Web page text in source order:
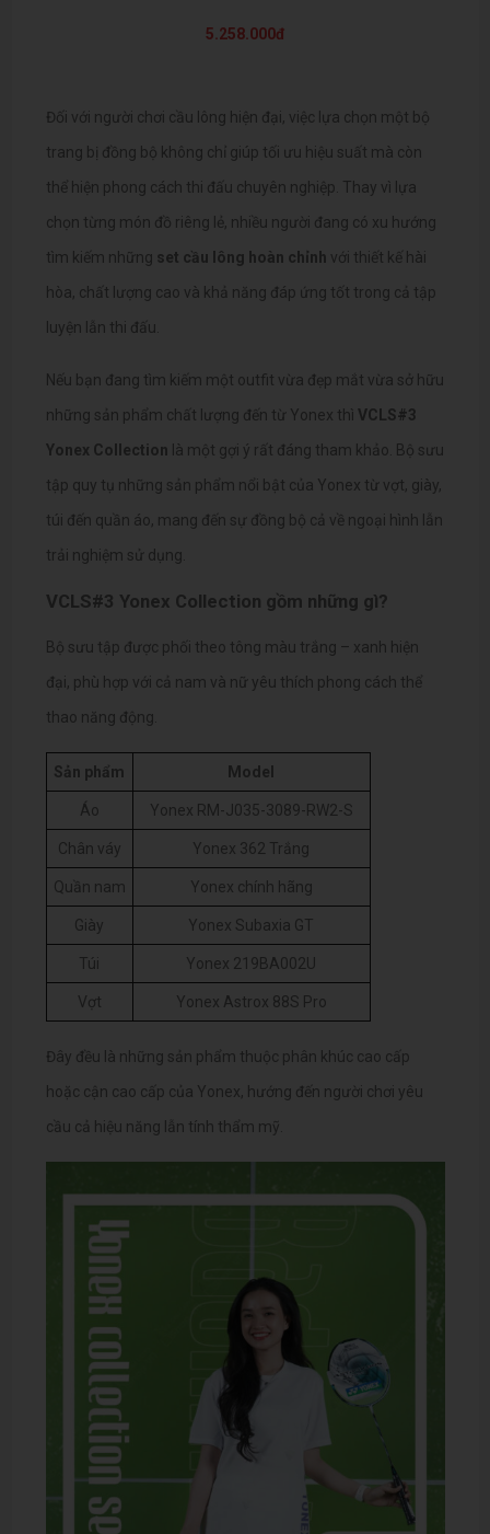
5.258.000đ
Đối với người chơi cầu lông hiện đại, việc lựa chọn một bộ
trang bị đồng bộ không chỉ giúp tối ưu hiệu suất mà còn
thể hiện phong cách thi đấu chuyên nghiệp. Thay vì lựa
chọn từng món đồ riêng lẻ, nhiều người đang có xu hướng
tìm kiếm những set cầu lông hoàn chỉnh với thiết kế hài
hòa, chất lượng cao và khả năng đáp ứng tốt trong cả tập
luyện lẫn thi đấu.
Nếu bạn đang tìm kiếm một outfit vừa đẹp mắt vừa sở hữu
những sản phẩm chất lượng đến từ Yonex thì VCLS#3
Yonex Collection là một gợi ý rất đáng tham khảo. Bộ sưu
tập quy tụ những sản phẩm nổi bật của Yonex từ vợt, giày,
túi đến quần áo, mang đến sự đồng bộ cả về ngoại hình lẫn
trải nghiệm sử dụng.
VCLS#3 Yonex Collection gồm những gì?
Bộ sưu tập được phối theo tông màu trắng – xanh hiện
đại, phù hợp với cả nam và nữ yêu thích phong cách thể
thao năng động.
Sản phẩm Model
Áo Yonex RM-J035-3089-RW2-S
Chân váy Yonex 362 Trắng
Quần nam Yonex chính hãng
Giày Yonex Subaxia GT
Túi Yonex 219BA002U
Vợt Yonex Astrox 88S Pro
Đây đều là những sản phẩm thuộc phân khúc cao cấp
hoặc cận cao cấp của Yonex, hướng đến người chơi yêu
cầu cả hiệu năng lẫn tính thẩm mỹ.